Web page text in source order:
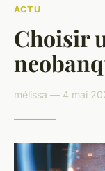
ACTU
Choisir
mélissa — 4 mai